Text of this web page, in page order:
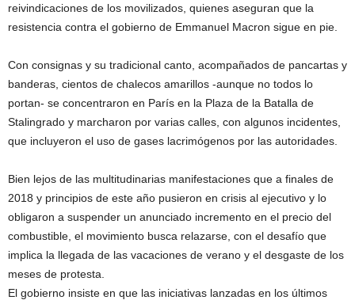
reivindicaciones de los movilizados, quienes aseguran que la
resistencia contra el gobierno de Emmanuel Macron sigue en pie.
Con consignas y su tradicional canto, acompañados de pancartas y
banderas, cientos de chalecos amarillos -aunque no todos lo
portan- se concentraron en París en la Plaza de la Batalla de
Stalingrado y marcharon por varias calles, con algunos incidentes,
que incluyeron el uso de gases lacrimógenos por las autoridades.
Bien lejos de las multitudinarias manifestaciones que a finales de
2018 y principios de este año pusieron en crisis al ejecutivo y lo
obligaron a suspender un anunciado incremento en el precio del
combustible, el movimiento busca relazarse, con el desafío que
implica la llegada de las vacaciones de verano y el desgaste de los
meses de protesta.
El gobierno insiste en que las iniciativas lanzadas en los últimos